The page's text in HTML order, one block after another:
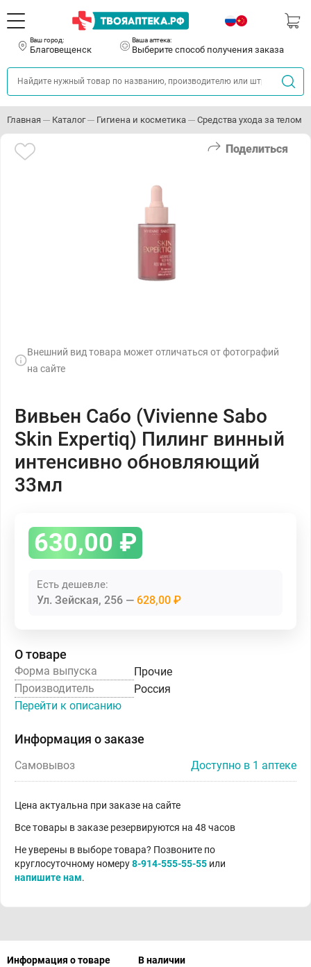
Ваш город:
Благовещенск
Ваша аптека:
Выберите способ получения заказа
Главная Каталог Гигиена и косметика Средства ухода за телом
Поделиться
Внешний вид товара может отличаться от фотографий
на сайте
Вивьен Сабо (Vivienne Sabo
Skin Expertiq) Пилинг винный
интенсивно обновляющий
33мл
630,00 ₽
Есть дешевле:
Ул. Зейская, 256 628,00 ₽
О товаре
Форма выпуска
Прочие
Производитель
Россия
Перейти к описанию
Информация о заказе
Самовывоз Доступно в 1 аптеке
Цена актуальна при заказе на сайте
Все товары в заказе резервируются на 48 часов
Не уверены в выборе товара? Позвоните по
круглосуточному номеру8-914-555-55-55 или
напишите нам.
Информация о товаре В наличии